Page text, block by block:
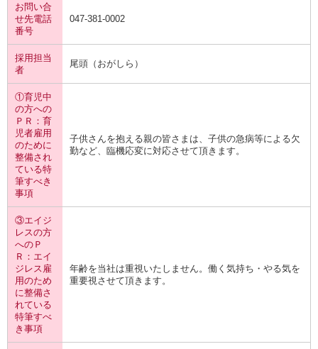
お問い合
せ先電話
番号
047-381-0002
採用担当
者
尾頭（おがしら）
①育児中
の方への
ＰＲ：育
児者雇用
のために
整備され
ている特
筆すべき
事項
子供さんを抱える親の皆さまは、子供の急病等による欠
勤など、臨機応変に対応させて頂きます。
③エイジ
レスの方
へのＰ
Ｒ：エイ
ジレス雇
用のため
に整備さ
れている
特筆すべ
き事項
年齢を当社は重視いたしません。働く気持ち・やる気を
重要視させて頂きます。